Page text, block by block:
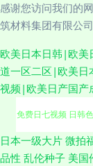
感谢您访问我们的
筑材料集团有限公司
欧美日本日韩|欧
道一区二区|欧美
视频|欧美日产国产
91国摸 欧美激情色
日本一级大片 微拍
品性 乱伦种子 美国